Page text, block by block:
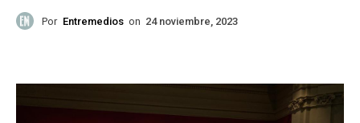
Por Entremedios on 24 noviembre, 2023